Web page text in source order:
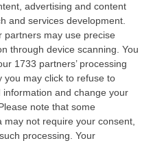
advertising and content
and services development.
partners may use precise
through device scanning. You
1733 partners’ processing
you may click to refuse to
and change your
note that some
may not require your consent,
processing. Your
sindacali di Flai,
il punto su alcuni
tra cui
tra i lavoratori,
e
unitario su